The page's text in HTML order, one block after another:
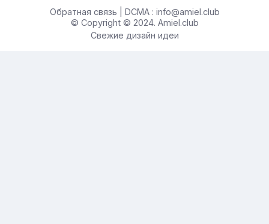
Обратная связь | DCMA : info@amiel.club
© Copyright © 2024. Amiel.club
Свежие дизайн идеи